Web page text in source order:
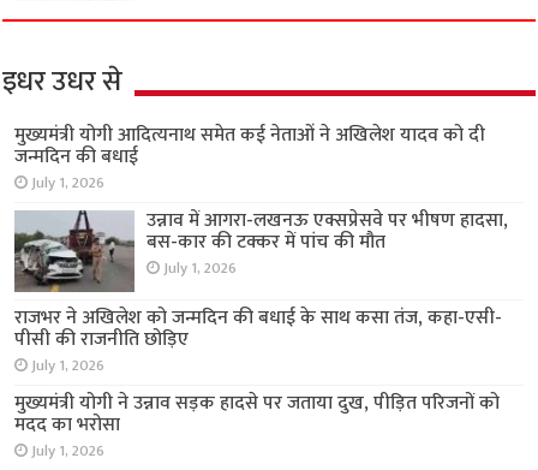
इधर उधर से
मुख्यमंत्री योगी आदित्यनाथ समेत कई नेताओं ने अखिलेश यादव को दी
जन्मदिन की बधाई
July 1, 2026
उन्नाव में आगरा-लखनऊ एक्सप्रेसवे पर भीषण हादसा,
बस-कार की टक्कर में पांच की मौत
July 1, 2026
राजभर ने अखिलेश को जन्मदिन की बधाई के साथ कसा तंज, कहा-एसी-
पीसी की राजनीति छोड़िए
July 1, 2026
मुख्यमंत्री योगी ने उन्नाव सड़क हादसे पर जताया दुख, पीड़ित परिजनों को
मदद का भरोसा
July 1, 2026